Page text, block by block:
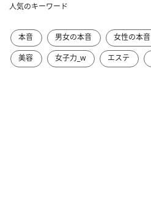
人気のキーワード
本音 男女の本音 女性の本音
美容
女子力_w エステ